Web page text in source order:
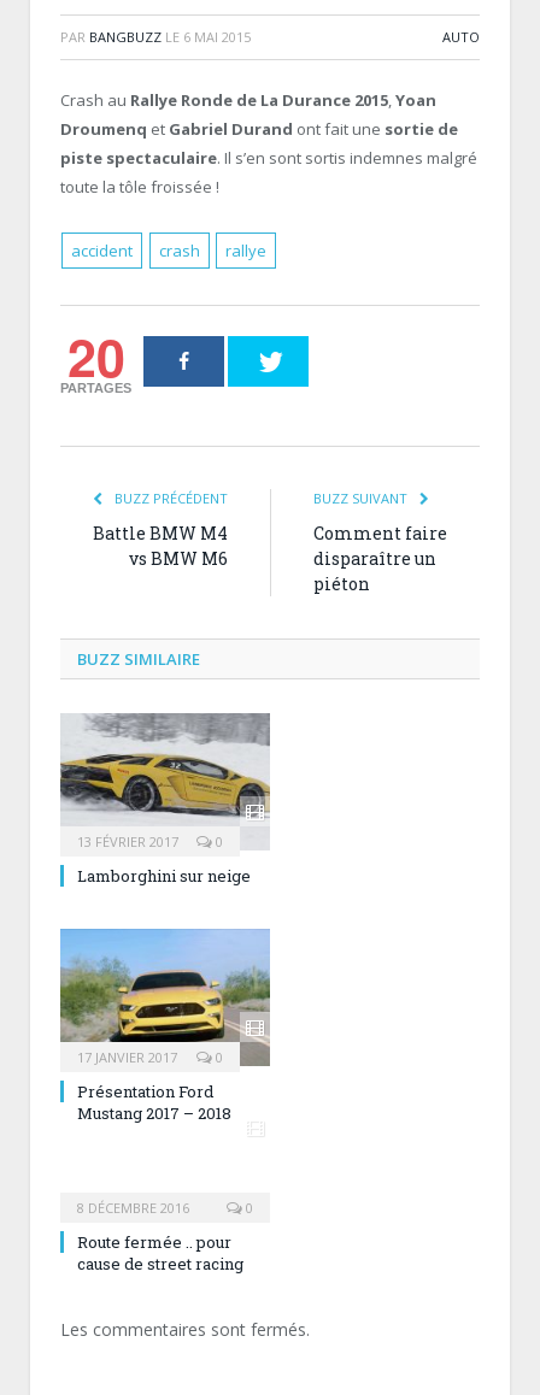
PAR BANGBUZZ LE 6 MAI 2015 AUTO
Crash au Rallye Ronde de La Durance 2015,Yoan
Droumenq et Gabriel Durand ont fait une sortie de
piste spectaculaire. Il s’en sont sortis indemnes malgré
toute la tôle froissée !
accident crash rallye
20
PARTAGES
BUZZ PRÉCÉDENT
Battle BMW M4
vs BMW M6
BUZZ SUIVANT
Comment faire
disparaître un
piéton
BUZZ SIMILAIRE
13 FÉVRIER 2017 0
Lamborghini sur neige
17 JANVIER 2017 0
Présentation Ford
Mustang 2017 – 2018
8 DÉCEMBRE 2016 0
Route fermée .. pour
cause de street racing
Les commentaires sont fermés.